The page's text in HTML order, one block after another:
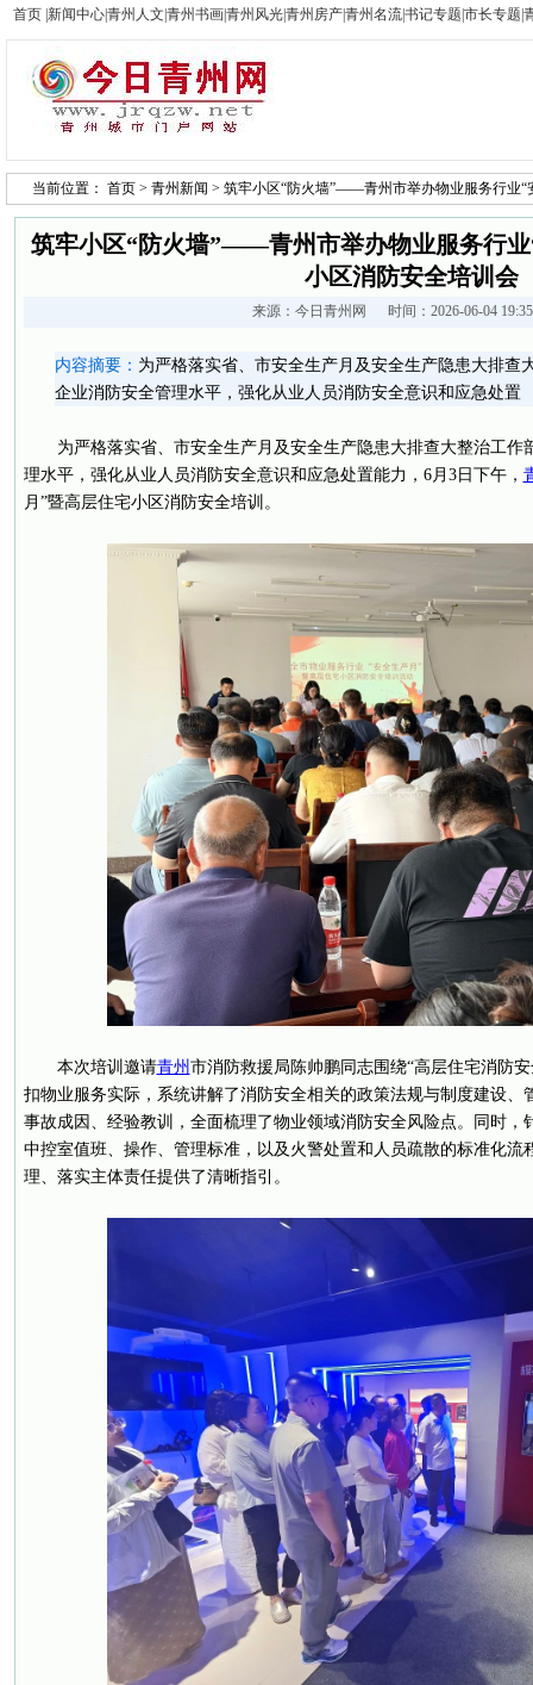
首页 新闻中心青州人文 青州书画青州风光青州房产青州名流书记专题 市长专题
当前位置： 首页 > 青州新闻 > 筑牢小区“防火墙”——青州市举办物业服务行业“
筑牢小区“防火墙”——青州市举办物业服务行
小区消防安全培训会
来源： 今日青州网 时间：2026-06-04
内容摘要： 为严格落实省、市安全生产月及安全生产隐患大排查
企业消防安全管理水平，强化从业人员消防安全意识和应急处置
为严格落实省、市安全生产月及安全生产隐患大排查大整治工作
理水平，强化从业人员消防安全意识和应急处置能力，6月3日下午，
月”暨高层住宅小区消防安全培训。
本次培训邀请青州 市消防救援局陈帅鹏同志围绕“高层住宅消防
扣物业服务实际，系统讲解了消防安全相关的政策法规与制度建设、
事故成因、经验教训，全面梳理了物业领域消防安全风险点。同时，
中控室值班、操作、管理标准，以及火警处置和人员疏散的标准化流
理、落实主体责任提供了清晰指引。